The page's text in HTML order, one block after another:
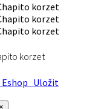
korzet
Uložit